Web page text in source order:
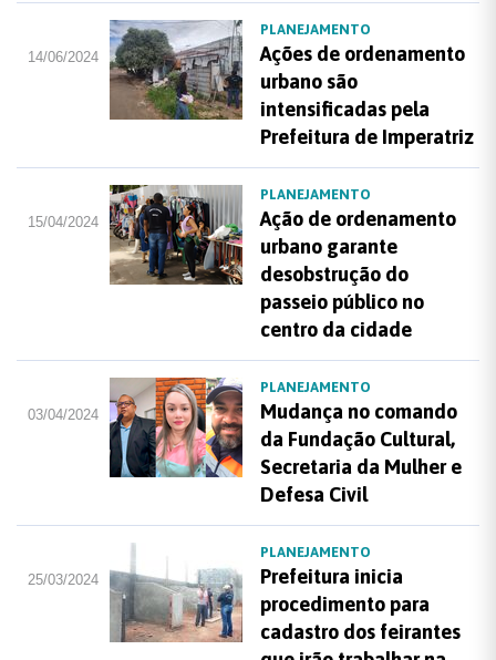
14/06/2024
PLANEJAMENTO
Ações de ordenamento
urbano são
intensificadas pela
Prefeitura de Imperatriz
15/04/2024
PLANEJAMENTO
Ação de ordenamento
urbano garante
desobstrução do
passeio público no
centro da cidade
03/04/2024
PLANEJAMENTO
Mudança no comando
da Fundação Cultural,
Secretaria da Mulher e
Defesa Civil
25/03/2024
PLANEJAMENTO
Prefeitura inicia
procedimento para
cadastro dos feirantes